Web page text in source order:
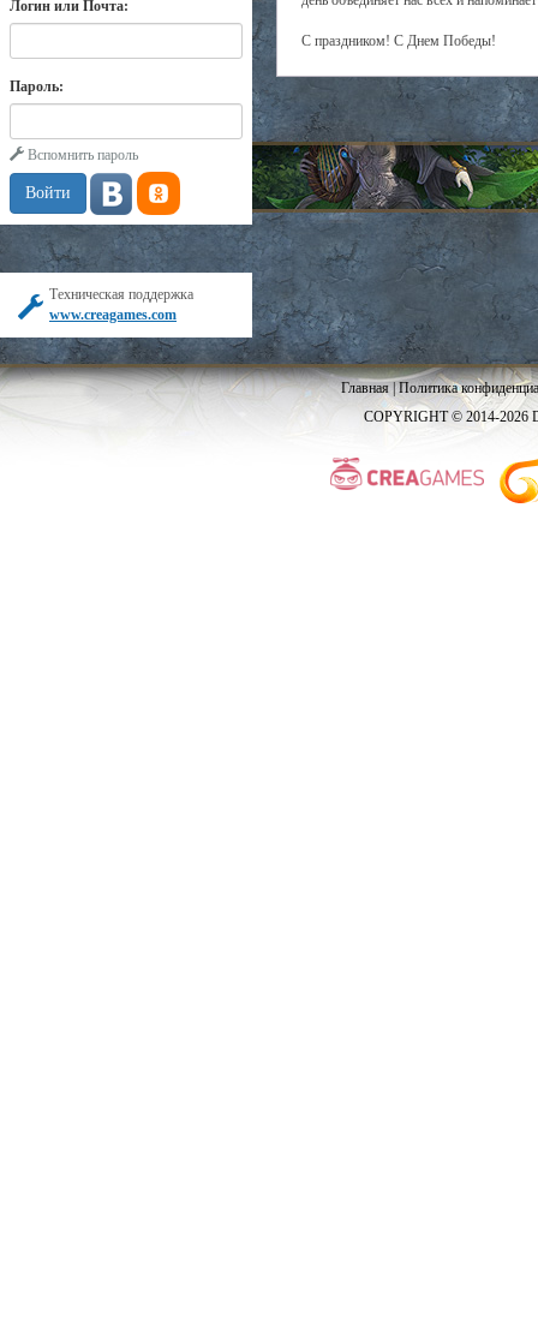
Логин или Почта:
Пароль:
Вспомнить пароль
Техническая поддержка
www.creagames.com
С праздником! С Днем Победы!
Главная|Политика
COPYRIGHT © 2014-2026